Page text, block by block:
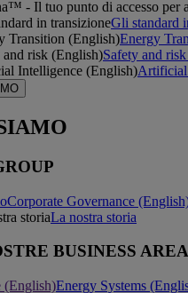
Gli standard
Energy
Safety and
Artificial
Corporate Governance
La nostra storia
BUSINESS
(English)Energy Systems